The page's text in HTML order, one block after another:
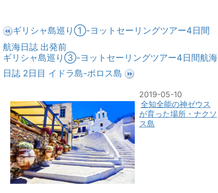
ギリシャ島巡り①-ヨットセーリングツアー4日間
航海日誌 出発前
ギリシャ島巡り③-ヨットセーリングツアー4日間航海
日誌 2日目 イドラ島-ポロス島
2019-05-10
全知全能の神ゼウス
が育った場所・ナクソ
ス島